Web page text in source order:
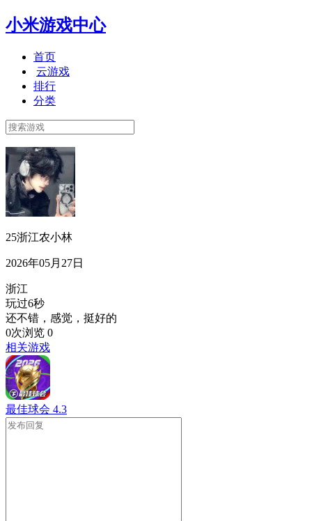
小米游戏中心
首页
云游戏
排行
分类
25浙江农小林
2026年05月27日
浙江
玩过6秒
还不错，感觉，挺好的
0次浏览 0
相关游戏
最佳球会 4.3